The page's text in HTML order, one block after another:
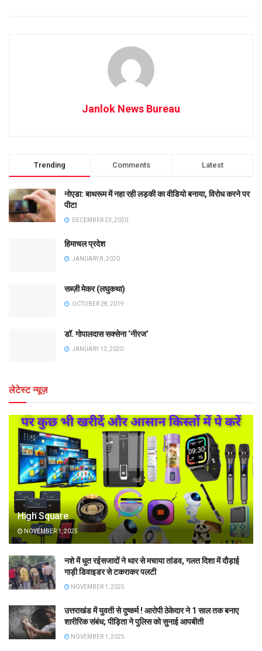
Janlok News Bureau
Trending Comments Latest
नोएडा: बाथरूम में नहा रही लड़की का वीडियो बनाया, विरोध करने पर
पीटा
DECEMBER 23, 2020
हिमाचल प्रदेश
JANUARY 8, 2020
सब्ज़ी मेकर (लघुकथा)
OCTOBER 28, 2019
डॉ. गोपालदास सक्सेना ‘नीरज’
JANUARY 13, 2020
लेटेस्ट न्यूज़
High Square
NOVEMBER 1, 2025
नशे में धुत रईसजादों ने थार से मचाया तांडव, गलत दिशा में दौड़ाई
गाड़ी डिवाइडर से टकराकर पलटी
NOVEMBER 1, 2025
उत्तराखंड में युवती से दुष्कर्म ! आरोपी ठेकेदार ने 1 साल तक बनाए
शारीरिक संबंध; पीड़िता ने पुलिस को सुनाई आपबीती
NOVEMBER 1, 2025